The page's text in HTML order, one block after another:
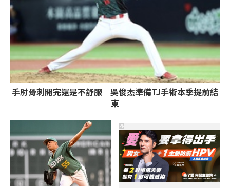
手肘骨刺開完還是不舒服 吳俊杰準備TJ手術本季提前結
束
PR